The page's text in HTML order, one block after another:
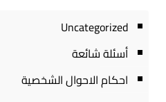
Uncategorized
أسئلة شائعة
احكام الاحوال الشخصية